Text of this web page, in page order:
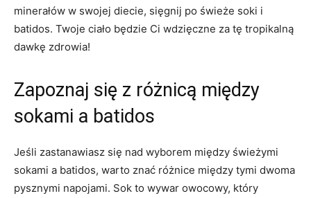
minerałów w swojej diecie, sięgnij po świeże‍ soki i‌
batidos. Twoje ciało będzie Ci wdzięczne za⁣ tę ⁢tropikalną
dawkę zdrowia!
Zapoznaj ⁣się z różnicą między⁣
sokami a batidos
Jeśli zastanawiasz ‍się nad wyborem między⁤ świeżymi
sokami a batidos, warto znać różnice między tymi dwoma
pysznymi napojami. Sok ‌to wywar owocowy, który